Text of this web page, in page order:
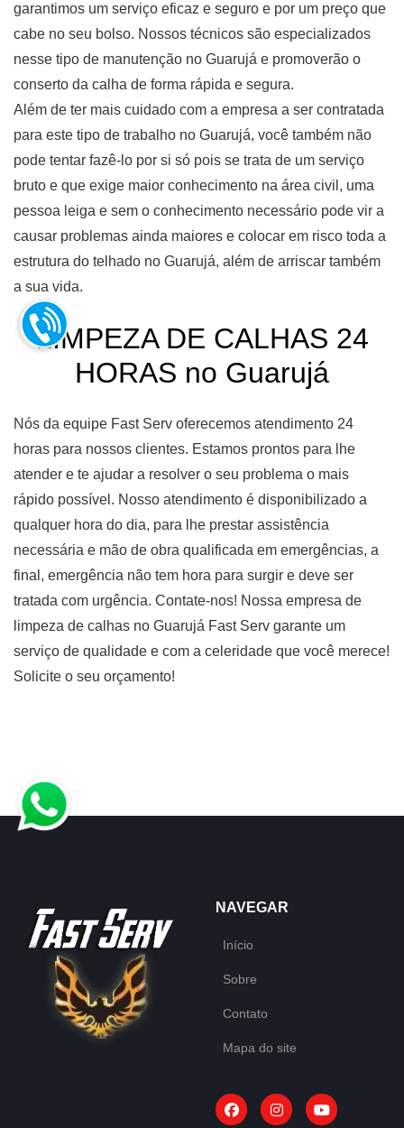
garantimos um serviço eficaz e seguro e por um preço que
cabe no seu bolso. Nossos técnicos são especializados
nesse tipo de manutenção no Guarujá e promoverão o
conserto da calha de forma rápida e segura.
Além de ter mais cuidado com a empresa a ser contratada
para este tipo de trabalho no Guarujá, você também não
pode tentar fazê-lo por si só pois se trata de um serviço
bruto e que exige maior conhecimento na área civil, uma
pessoa leiga e sem o conhecimento necessário pode vir a
causar problemas ainda maiores e colocar em risco toda a
estrutura do telhado no Guarujá, além de arriscar também
a sua vida.
LIMPEZA DE CALHAS 24
HORAS no Guarujá
Nós da equipe Fast Serv oferecemos atendimento 24
horas para nossos clientes. Estamos prontos para lhe
atender e te ajudar a resolver o seu problema o mais
rápido possível. Nosso atendimento é disponibilizado a
qualquer hora do dia, para lhe prestar assistência
necessária e mão de obra qualificada em emergências, a
final, emergência não tem hora para surgir e deve ser
tratada com urgência. Contate-nos! Nossa empresa de
limpeza de calhas no Guarujá Fast Serv garante um
serviço de qualidade e com a celeridade que você merece!
Solicite o seu orçamento!
NAVEGAR
Início
Sobre
Contato
Mapa do site